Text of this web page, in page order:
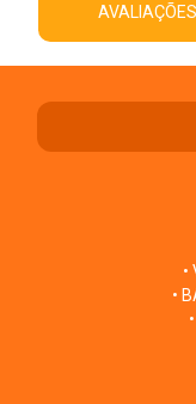
AVALIAÇÕES
•
•